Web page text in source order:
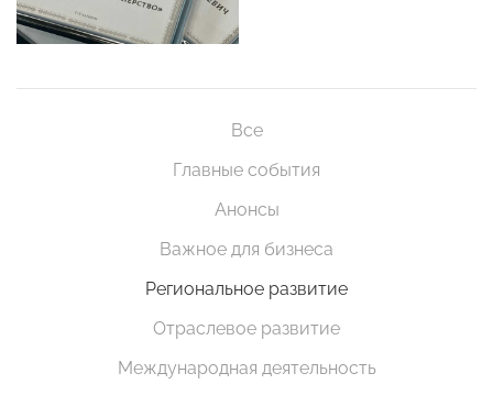
Все
Главные события
Анонсы
Важное для бизнеса
Региональное развитие
Отраслевое развитие
Международная деятельность